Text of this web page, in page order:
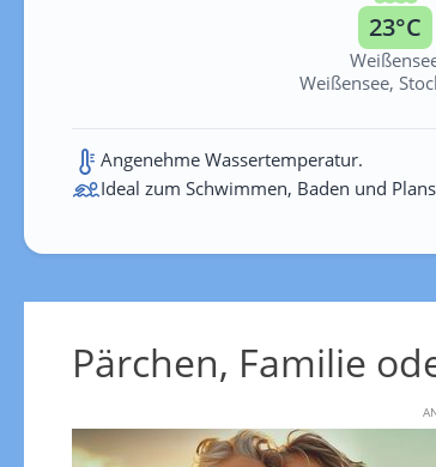
23°C
Weißensee,
Angenehme Wassertemperatur.
Ideal zum Schwimmen, Baden und
Pärchen, Familie